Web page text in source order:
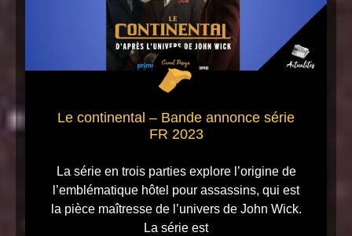
Le continental – Bande annonce série
FR 2023
La série en trois parties explore l’origine de
l’emblématique hôtel pour assassins, qui est
la pièce maîtresse de l’univers de John Wick.
La série est